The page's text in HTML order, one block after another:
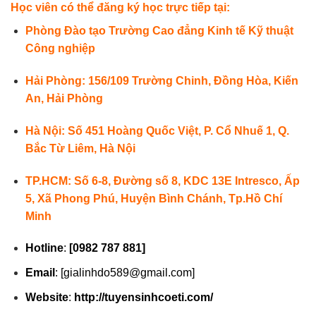
Học viên có thể đăng ký học trực tiếp tại:
Phòng Đào tạo Trường Cao đẳng Kinh tế Kỹ thuật
Công nghiệp
Hải Phòng: 156/109 Trường Chinh, Đồng Hòa, Kiến
An, Hải Phòng
Hà Nội: Số 451 Hoàng Quốc Việt, P. Cổ Nhuế 1, Q.
Bắc Từ Liêm, Hà Nội
TP.HCM: Số 6-8, Đường số 8, KDC 13E Intresco, Ấp
5, Xã Phong Phú, Huyện Bình Chánh, Tp.Hồ Chí
Minh
Hotline: [0982 787 881]
Email : [gialinhdo589@gmail.com]
Website: http://tuyensinhcoeti.com/